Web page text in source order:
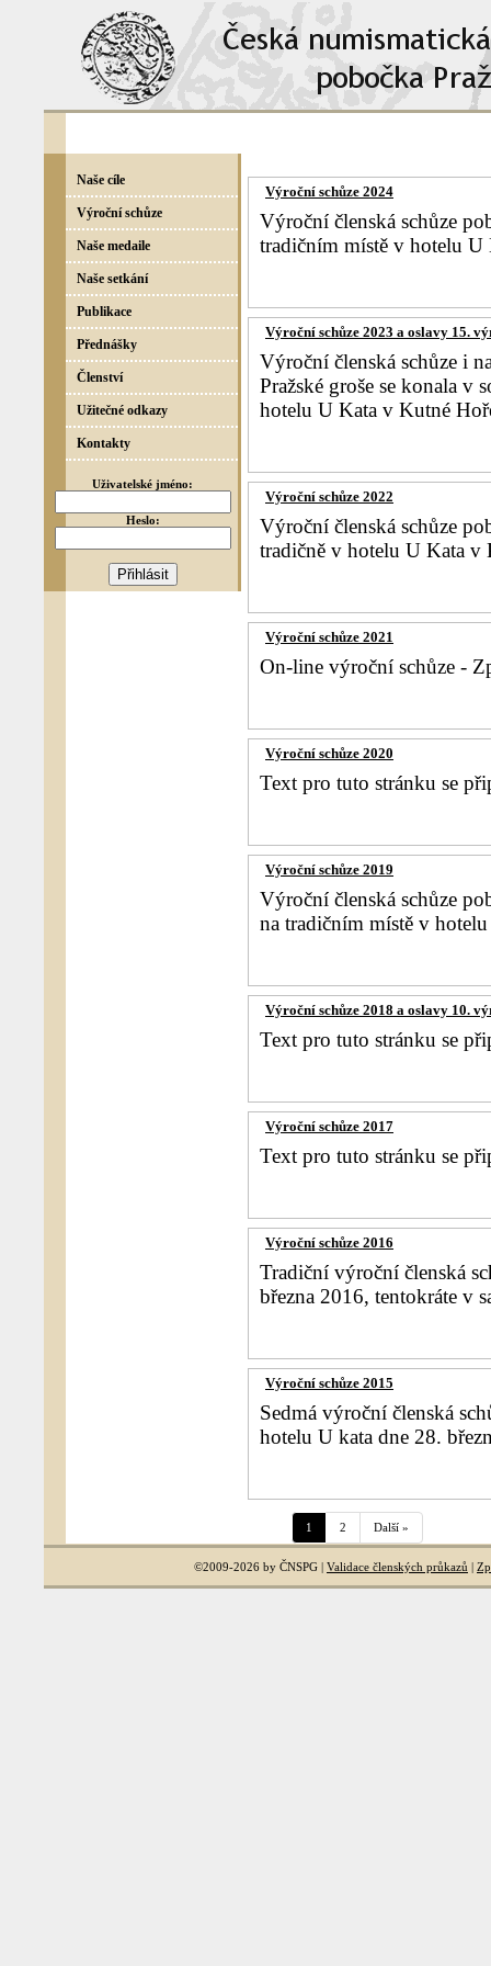
Naše cíle
Výroční schůze
Naše medaile
Naše setkání
Publikace
Přednášky
Členství
Užitečné odkazy
Kontakty
Uživatelské jméno:
Heslo:
Výroční schůze 2024
Výroční členská schůze
tradičním místě v hotelu
Výroční schůze 2023 a oslavy 15.
Výroční členská schůze i
Pražské groše se konala v
hotelu U Kata v Kutné
Výroční schůze 2022
Výroční členská schůze
tradičně v hotelu U Kata v
Výroční schůze 2021
On-line výroční schůze -
Výroční schůze 2020
Text pro tuto stránku se
Výroční schůze 2019
Výroční členská schůze
na tradičním místě v
Výroční schůze 2018 a oslavy 10.
Text pro tuto stránku se
Výroční schůze 2017
Text pro tuto stránku se
Výroční schůze 2016
Tradiční výroční členská
března 2016, tentokráte v
Výroční schůze 2015
Sedmá výroční členská
hotelu U kata dne 28.
1 2 Další »
©2009-2026 by ČNSPG | Validace členských průkazů |